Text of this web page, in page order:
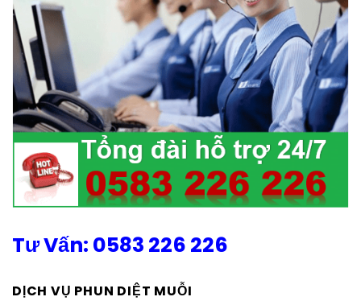
Tư Vấn: 0583 226 226
DỊCH VỤ PHUN DIỆT MUỖI